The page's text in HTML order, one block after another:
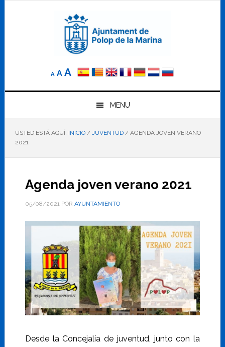
A
Reducir
elA Tamaño
AAumentar
el
tamaño
letra
MENU
USTED ESTÁ AQUÍ: INICIO / JUVENTUD /AGENDA JOVEN VERANO
2021
Agenda joven verano 2021
05/08/2021POR AYUNTAMIENTO
Desde la Concejalía de juventud, junto con la